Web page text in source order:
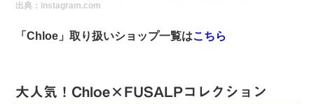
出典：instagram.com
「Chloe」取り扱いショップ一覧はこちら
大人気！Chloe×FUSALPコレクション